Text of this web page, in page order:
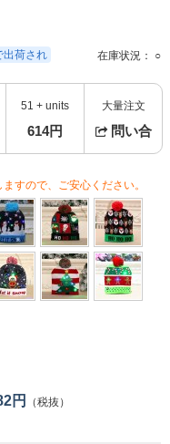
出荷され 在庫状況： ○
51 + units
614円
大量注文
問い合
すので、ご安心ください。
円 （税抜）